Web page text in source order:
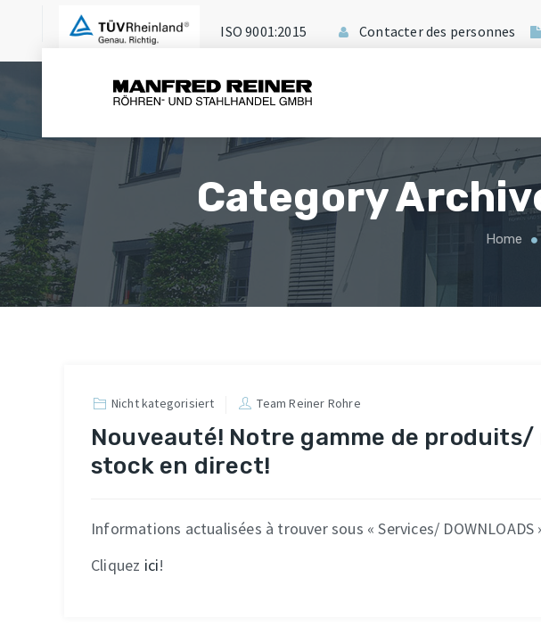
ISO 9001:2015 Contacter des personnes
Category
Home
Nicht kategorisiert Team Reiner Rohre
Nouveauté! Notre gamme de produits/
stock en direct!
Informations actualisées à trouver sous « Services/ DOWNLOADS
Cliquez ici!